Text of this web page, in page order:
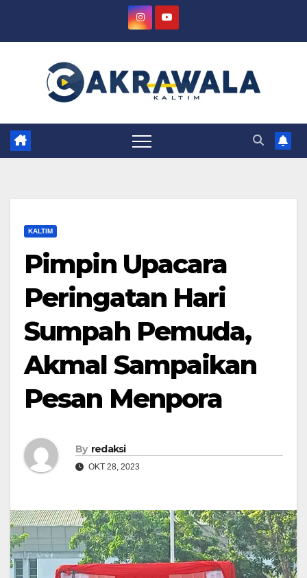
KALTIM
Pimpin Upacara
Peringatan Hari
Sumpah Pemuda,
Akmal Sampaikan
Pesan Menpora
By redaksi
OKT 28, 2023